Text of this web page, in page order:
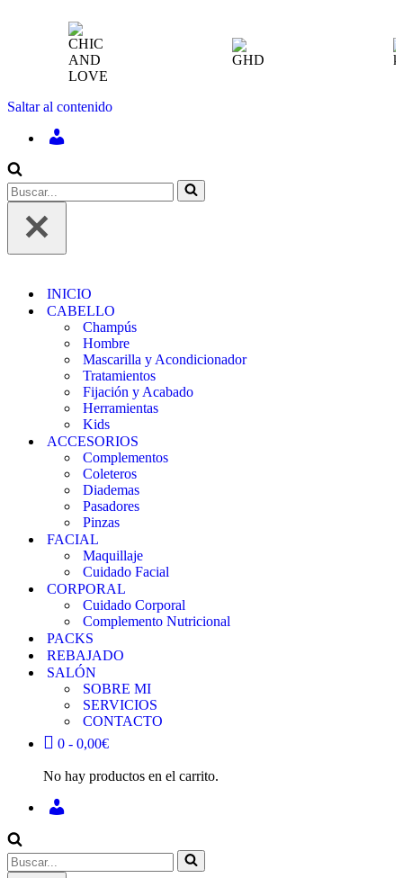
Saltar al contenido
REGÍSTRATE
Buscar...
INICIO
CABELLO
Champús
Hombre
Mascarilla y Acondicionador
Tratamientos
Fijación y Acabado
Herramientas
Kids
ACCESORIOS
Complementos
Coleteros
Diademas
Pasadores
Pinzas
FACIAL
Maquillaje
Cuidado Facial
CORPORAL
Cuidado Corporal
Complemento Nutricional
PACKS
REBAJADO
SALÓN
SOBRE MI
SERVICIOS
CONTACTO
0 - 0,00€
No hay productos en el carrito.
REGÍSTRATE
Buscar...